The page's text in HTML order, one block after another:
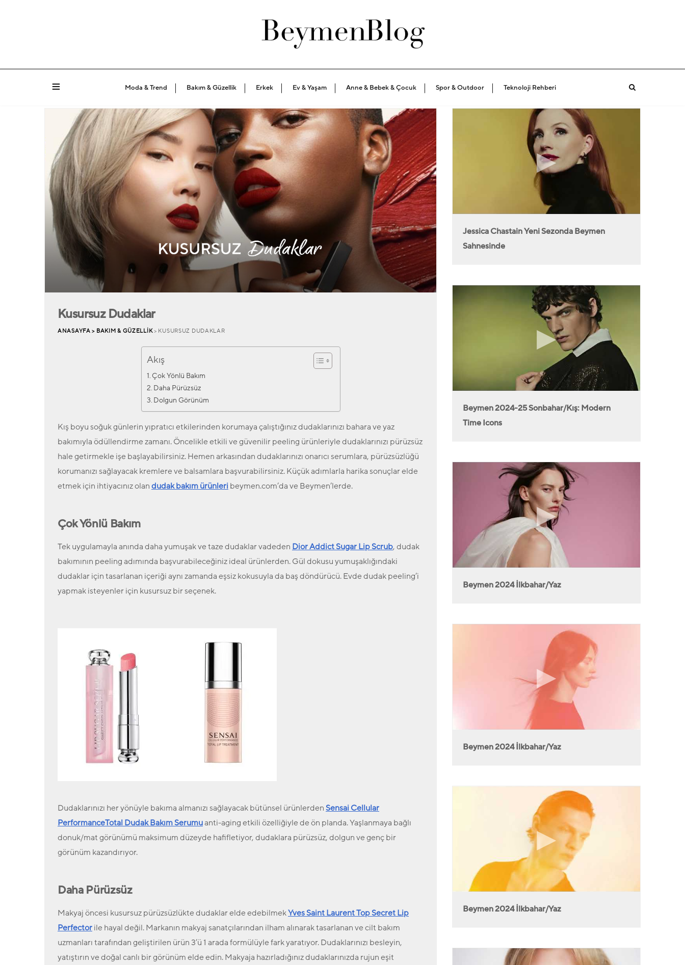
Moda & Trend Bakım & Güzellik Erkek Ev & Yaşam Anne & Bebek & Çocuk Spor & Outdoor Teknoloji Rehberi
Kusursuz Dudaklar
ANASAYFA > BAKIM & GÜZELLIK> KUSURSUZ DUDAKLAR
Akış
Çok Yönlü Bakım
Daha Pürüzsüz
Dolgun Görünüm
Kış boyu soğuk günlerin yıpratıcı etkilerinden korumaya çalıştığınız dudaklarınızı bahara ve yaz
bakımıyla ödüllendirme zamanı. Öncelikle etkili ve güvenilir peeling ürünleriyle dudaklarınızı pürüzsüz
hale getirmekle işe başlayabilirsiniz. Hemen arkasından dudaklarınızı onarıcı serumlara, pürüzsüzlüğü
korumanızı sağlayacak kremlere ve balsamlara başvurabilirsiniz. Küçük adımlarla harika sonuçlar elde
etmek için ihtiyacınız olandudak bakım ürünleribeymen.com’da ve Beymen’lerde.
Çok Yönlü Bakım
Tek uygulamayla anında daha yumuşak ve taze dudaklar vadeden Dior Addict Sugar Lip Scrub, dudak
bakımının peeling adımında başvurabileceğiniz ideal ürünlerden. Gül dokusu yumuşaklığındaki
dudaklar için tasarlanan içeriği aynı zamanda eşsiz kokusuyla da baş döndürücü. Evde dudak peeling’i
yapmak isteyenler için kusursuz bir seçenek.
Dudaklarınızı her yönüyle bakıma almanızı sağlayacakbütünsel ürünlerdenSensai Cellular
PerformanceTotal Dudak Bakım Serumuanti-aging etkili özelliğiyle de ön planda.Yaşlanmaya bağlı
donuk/mat görünümü maksimum düzeyde hafifletiyor, dudaklara pürüzsüz, dolgun ve genç bir
görünüm kazandırıyor.
Daha Pürüzsüz
Makyaj öncesi kusursuz pürüzsüzlükte dudaklar elde edebilmekYves Saint Laurent Top Secret Lip
Perfectorile hayal değil. Markanın makyaj sanatçılarından ilham alınarak tasarlanan ve cilt bakım
uzmanları tarafından geliştirilen ürün 3’ü 1 arada formülüyle fark yaratıyor. Dudaklarınızı besleyin,
yatıştırın ve doğal canlı bir görünüm elde edin. Makyaja hazırladığınız dudaklarınızda rujun eşit
Jessica Chastain Yeni Sezonda Beymen
Sahnesinde
Beymen 2024-25 Sonbahar/Kış: Modern
Time Icons
Beymen 2024 İlkbahar/Yaz
Beymen 2024 İlkbahar/Yaz
Beymen 2024 İlkbahar/Yaz